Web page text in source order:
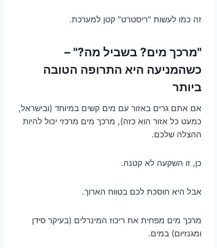
זה כמו לעשות "ריסטרט" קטן למערכת.
"מרכך מים? בשביל מה?" –
כשהמניעה היא התרופה הטובה
ביותר
אם אתם גרים באזור עם מים קשים במיוחד (ובישראל,
כמעט כל אזור הוא כזה), מרכך מים מרכזי יכול להיות
ההצלה שלכם.
כן, זו השקעה לא קטנה.
אבל היא חוסכת לכם בטווח הארוך.
מרכך מים מפחית את ריכוז המינרלים (בעיקר סידן
ומגנזיום) במים.